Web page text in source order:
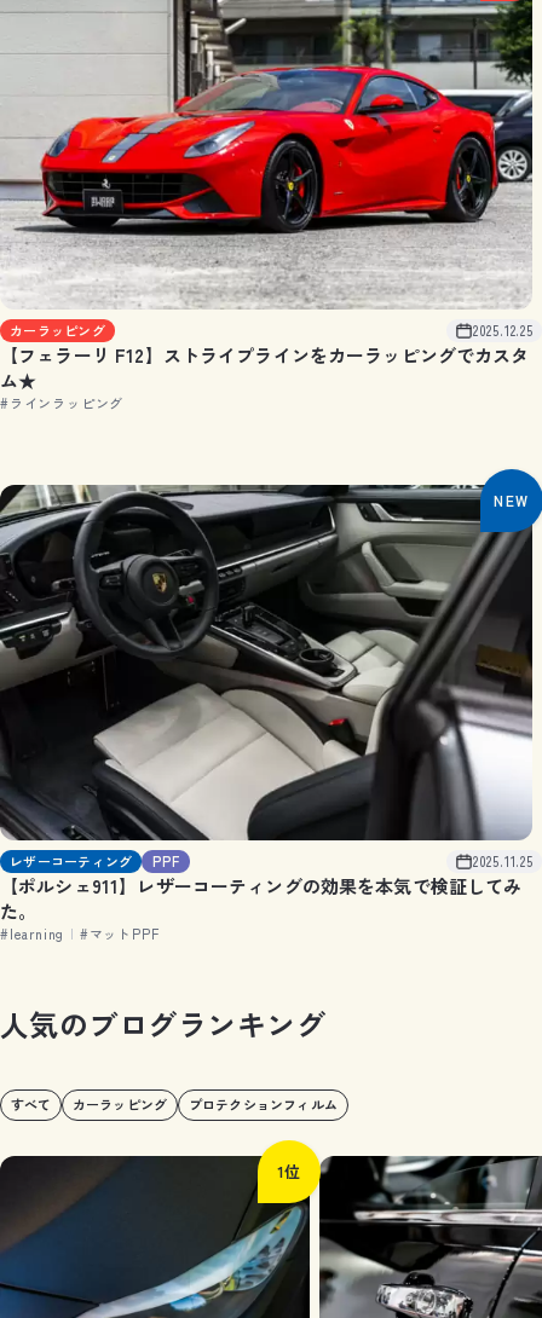
カーラッピング 2025.12.25
【フェラーリ F12】ストライプラインをカーラッピングでカスタ
ム★
#ラインラッピング
NEW
レザーコーティング PPF 2025.11.25
【ポルシェ911】レザーコーティングの効果を本気で検証してみ
た。
#learning | #マットPPF
人気のブロ グランキング
すべて カーラッピング プロテクションフィルム
1位